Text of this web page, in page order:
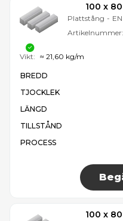
100 x
Plattstång -
Artikelnummer:
BREDD
TJOCKLEK
LÄNGD
TILLSTÅND
PROCESS
Vikt: ≈ 21,60 kg/m
100 x